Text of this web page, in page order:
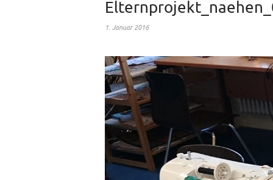
1. Januar 2016